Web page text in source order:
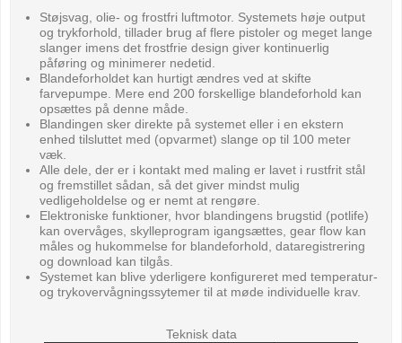
Støjsvag, olie- og frostfri luftmotor. Systemets høje output
og trykforhold, tillader brug af flere pistoler og meget lange
slanger imens det frostfrie design giver kontinuerlig
påføring og minimerer nedetid.
Blandeforholdet kan hurtigt ændres ved at skifte
farvepumpe. Mere end 200 forskellige blandeforhold kan
opsættes på denne måde.
Blandingen sker direkte på systemet eller i en ekstern
enhed tilsluttet med (opvarmet) slange op til 100 meter
væk.
Alle dele, der er i kontakt med maling er lavet i rustfrit stål
og fremstillet sådan, så det giver mindst mulig
vedligeholdelse og er nemt at rengøre.
Elektroniske funktioner, hvor blandingens brugstid (potlife)
kan overvåges, skylleprogram igangsættes, gear flow kan
måles og hukommelse for blandeforhold, dataregistrering
og download kan tilgås.
Systemet kan blive yderligere konfigureret med temperatur-
og trykovervågningssytemer til at møde individuelle krav.
Teknisk data